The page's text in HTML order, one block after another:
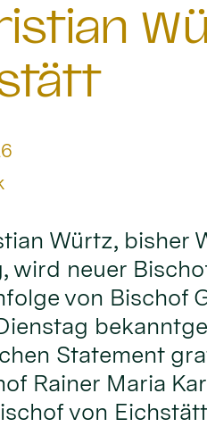
Würtz, bisher
wird neuer
von Bischof
Statement
Rainer Maria
von